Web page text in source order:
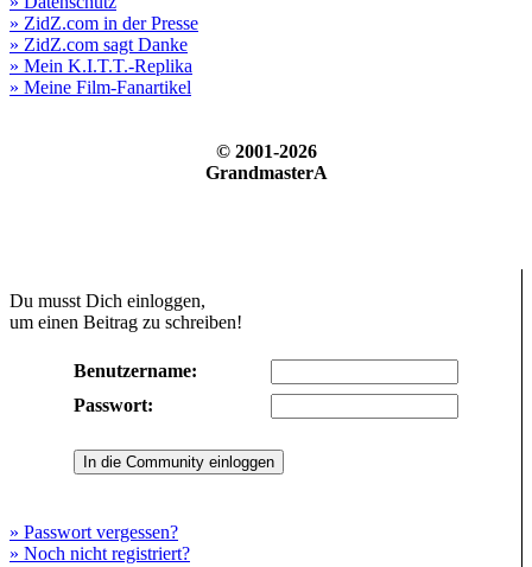
» ZidZ.com in der Presse
» ZidZ.com sagt Danke
» Mein K.I.T.T.-Replika
» Meine Film-Fanartikel
© 2001-2026
GrandmasterA
Du musst Dich einloggen,
um einen Beitrag zu schreiben!
Benutzername:
Passwort:
» Passwort vergessen?
» Noch nicht registriert?